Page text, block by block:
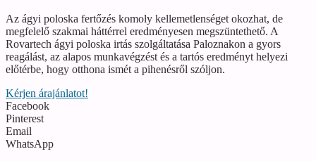
Az ágyi poloska fertőzés komoly kellemetlenséget okozhat, de
megfelelő szakmai háttérrel eredményesen megszüntethető. A
Rovartech ágyi poloska irtás szolgáltatása Paloznakon a gyors
reagálást, az alapos munkavégzést és a tartós eredményt helyezi
előtérbe, hogy otthona ismét a pihenésről szóljon.
Kérjen árajánlatot!
Facebook
Pinterest
Email
WhatsApp